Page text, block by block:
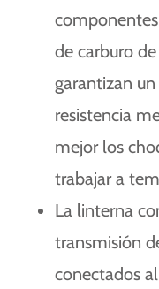
de carburo
garantizan
resistencia
mejor los
trabajar a
La linterna
transmisión
conectados